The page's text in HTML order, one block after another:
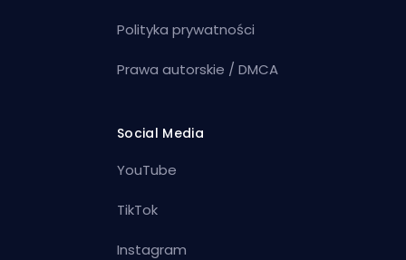
Polityka prywatności
Prawa autorskie / DMCA
Social Media
YouTube
TikTok
Instagram